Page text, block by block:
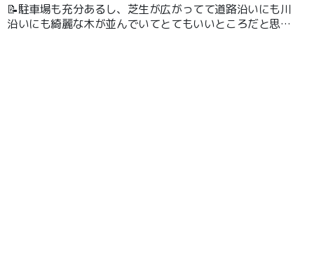
📝駐車場も充分あるし、芝生が広がってて道路沿いにも川
沿いにも綺麗な木が並んでいてとてもいいところだと思い